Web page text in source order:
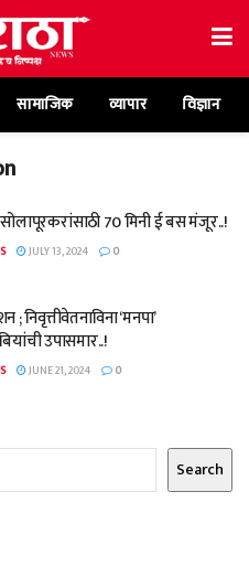
सामाजिक व्यापार विज्ञान
70 मिनी ई बस मंजूर..!
JULY 13, 2024 0
निवृत्तीवेतनाविना ‘मनपा’
उपासमार..!
JUNE 21, 2024 0
Search